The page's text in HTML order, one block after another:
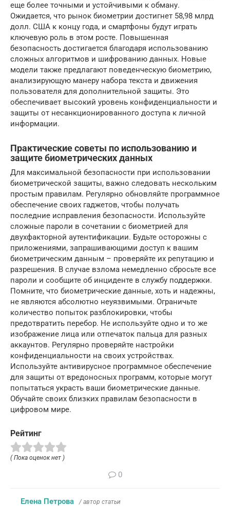
еще более точными и устойчивыми к обману.
Ожидается, что рынок биометрии достигнет 58,98 млрд
долл. США к концу года, и смартфоны будут играть
ключевую роль в этом росте. Повышенная
безопасность достигается благодаря использованию
сложных алгоритмов и шифрованию данных. Новые
модели также предлагают поведенческую биометрию,
анализирующую манеру набора текста и движения
пользователя для дополнительной защиты. Это
обеспечивает высокий уровень конфиденциальности и
защиты от несанкционированного доступа к личной
информации.
Практические советы по использованию и
защите биометрических данных
Для максимальной безопасности при использовании
биометрической защиты, важно следовать нескольким
простым правилам. Регулярно обновляйте программное
обеспечение своих гаджетов, чтобы получать
последние исправления безопасности. Используйте
сложные пароли в сочетании с биометрией для
двухфакторной аутентификации. Будьте осторожны с
приложениями, запрашивающими доступ к вашим
биометрическим данным – проверяйте их репутацию и
разрешения. В случае взлома немедленно сбросьте все
пароли и сообщите об инциденте в службу поддержки.
Помните, что биометрические данные, хоть и надежны,
не являются абсолютно неуязвимыми. Ограничьте
количество попыток разблокировки, чтобы
предотвратить перебор. Не используйте одно и то же
изображение лица или отпечаток пальца для разных
аккаунтов. Регулярно проверяйте настройки
конфиденциальности на своих устройствах.
Используйте антивирусное программное обеспечение
для защиты от вредоносных программ, которые могут
попытаться украсть ваши биометрические данные.
Обучайте своих близких правилам безопасности в
цифровом мире.
Рейтинг
( Пока оценок нет )
0
Елена Петрова / автор статьи